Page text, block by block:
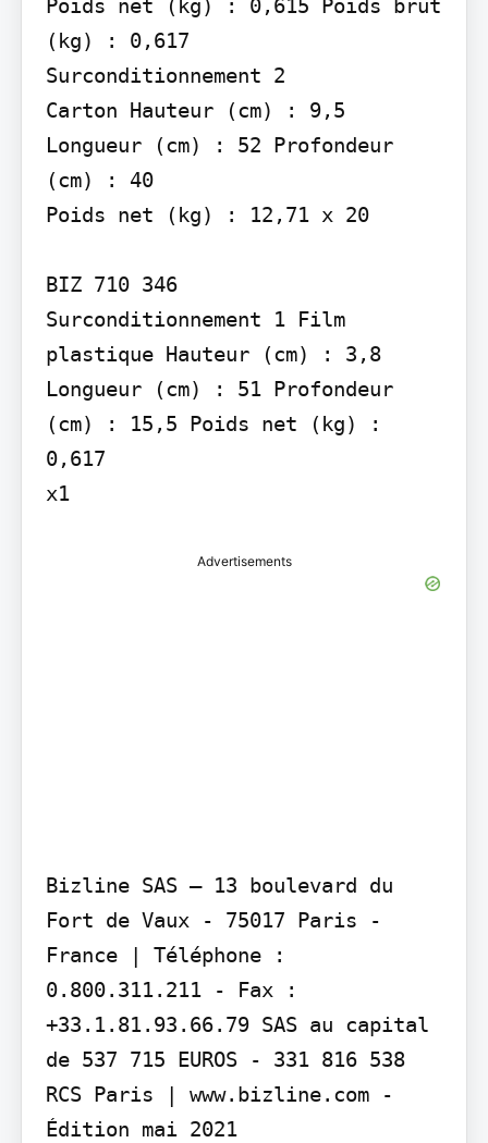
Poids net (kg) : 0,615 Poids brut
(kg) : 0,617
Surconditionnement 2
Carton Hauteur (cm) : 9,5
Longueur (cm) : 52 Profondeur
(cm) : 40
Poids net (kg) : 12,71 x 20
BIZ 710 346
Surconditionnement 1 Film
plastique Hauteur (cm) : 3,8
Longueur (cm) : 51 Profondeur
(cm) : 15,5 Poids net (kg) :
0,617
x1
Advertisements
Bizline SAS – 13 boulevard du
Fort de Vaux - 75017 Paris -
France | Téléphone :
0.800.311.211 - Fax :
+33.1.81.93.66.79 SAS au capital
de 537 715 EUROS - 331 816 538
RCS Paris | www.bizline.com -
Édition mai 2021